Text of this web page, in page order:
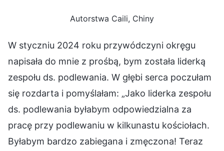
Autorstwa Caili, Chiny
W styczniu 2024 roku przywódczyni okręgu
napisała do mnie z prośbą, bym została liderką
zespołu ds. podlewania. W głębi serca poczułam
się rozdarta i pomyślałam: „Jako liderka zespołu
ds. podlewania byłabym odpowiedzialna za
pracę przy podlewaniu w kilkunastu kościołach.
Byłabym bardzo zabiegana i zmęczona! Teraz